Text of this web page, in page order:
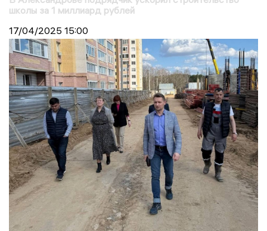
школы за 1 миллиард рублей
17/04/2025 15:00